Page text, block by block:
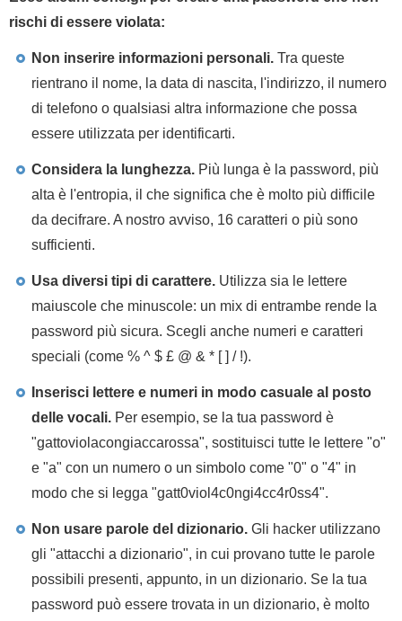
rischi di essere violata:
Non inserire informazioni personali. Tra queste
rientrano il nome, la data di nascita, l'indirizzo, il numero
di telefono o qualsiasi altra informazione che possa
essere utilizzata per identificarti.
Considera la lunghezza. Più lunga è la password, più
alta è l'entropia, il che significa che è molto più difficile
da decifrare. A nostro avviso, 16 caratteri o più sono
sufficienti.
Usa diversi tipi di carattere. Utilizza sia le lettere
maiuscole che minuscole: un mix di entrambe rende la
password più sicura. Scegli anche numeri e caratteri
speciali (come % ^ $ £ @ & * [ ] / !).
Inserisci lettere e numeri in modo casuale al posto
delle vocali. Per esempio, se la tua password è
"gattoviolacongiaccarossa", sostituisci tutte le lettere "o"
e "a" con un numero o un simbolo come "0" o "4" in
modo che si legga "gatt0viol4c0ngi4cc4r0ss4".
Non usare parole del dizionario. Gli hacker utilizzano
gli "attacchi a dizionario", in cui provano tutte le parole
possibili presenti, appunto, in un dizionario. Se la tua
password può essere trovata in un dizionario, è molto